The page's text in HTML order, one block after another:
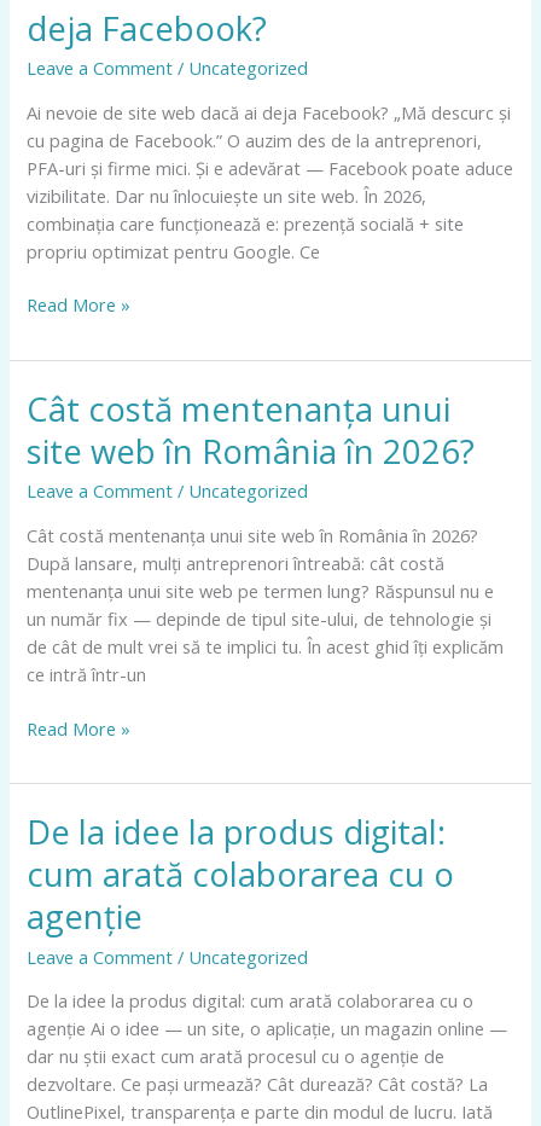
deja Facebook?
Leave a Comment / Uncategorized
Ai nevoie de site web dacă ai deja Facebook? „Mă descurc și
cu pagina de Facebook.” O auzim des de la antreprenori,
PFA-uri și firme mici. Și e adevărat — Facebook poate aduce
vizibilitate. Dar nu înlocuiește un site web. În 2026,
combinația care funcționează e: prezență socială + site
propriu optimizat pentru Google. Ce
de
site
dacă
ai
deja
Facebook?
Read More »
Cât costă mentenanța unui
site web în România în 2026?
Leave a Comment / Uncategorized
Cât costă mentenanța unui site web în România în 2026?
După lansare, mulți antreprenori întreabă: cât costă
mentenanța unui site web pe termen lung? Răspunsul nu e
un număr fix — depinde de tipul site-ului, de tehnologie și
de cât de mult vrei să te implici tu. În acest ghid îți explicăm
ce intră într-un
Cât
costă
mentenanța
unui
web
în
România
în
2026?
Read More »
De la idee la produs digital:
cum arată colaborarea cu o
agenție
Leave a Comment / Uncategorized
De la idee la produs digital: cum arată colaborarea cu o
agenție Ai o idee — un site, o aplicație, un magazin online —
dar nu știi exact cum arată procesul cu o agenție de
dezvoltare. Ce pași urmează? Cât durează? Cât costă? La
OutlinePixel, transparența e parte din modul de lucru. Iată
De
la
idee
la
produs
digital:
cum
arată
colaborarea
cu
o